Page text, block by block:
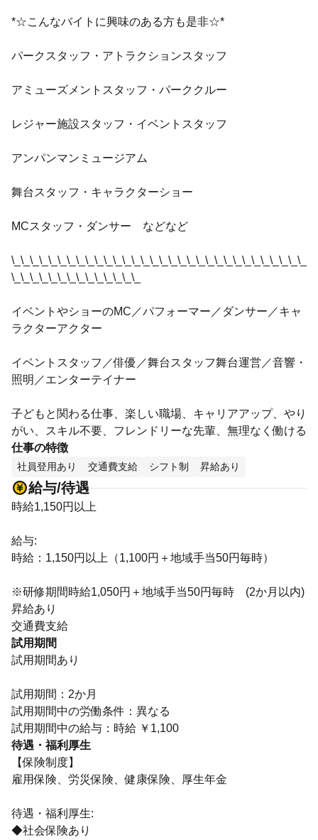
*☆こんなバイトに興味のある方も是非☆*
パークスタッフ・アトラクションスタッフ
アミューズメントスタッフ・パーククルー
レジャー施設スタッフ・イベントスタッフ
アンパンマンミュージアム
舞台スタッフ・キャラクターショー
MCスタッフ・ダンサー などなど
\_\_\_\_\_\_\_\_\_\_\_\_\_\_\_\_\_\_\_\_\_\_\_\_\_\_\_\_\_\_\_\_
\_\_\_\_\_\_\_\_\_\_\_\_\_\_
イベントやショーのMC／パフォーマー／ダンサー／キャ
ラクターアクター
イベントスタッフ／俳優／舞台スタッフ舞台運営／音響・
照明／エンターテイナー
子どもと関わる仕事、楽しい職場、キャリアアップ、やり
がい、スキル不要、フレンドリーな先輩、無理なく働ける
仕事の特徴
社員登用あり 交通費支給 シフト制 昇給あり
給与/待遇
時給1,150円以上
給与:
時給：1,150円以上（1,100円＋地域手当50円毎時）
※研修期間時給1,050円＋地域手当50円毎時 (2か月以内)
昇給あり
交通費支給
試用期間
試用期間あり
試用期間：2か月
試用期間中の労働条件：異なる
試用期間中の給与：時給 ￥1,100
待遇・福利厚生
【保険制度】
雇用保険、労災保険、健康保険、厚生年金
待遇・福利厚生:
◆社会保険あり